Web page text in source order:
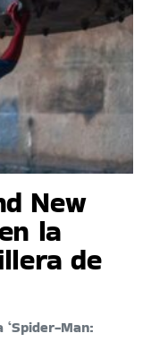
New
la
de
Man: